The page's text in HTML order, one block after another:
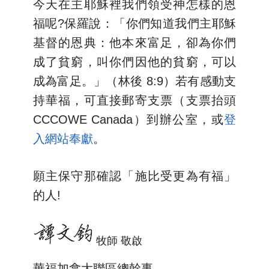
今天在主耶穌裡我們領受神怎樣的恩
福呢?保羅說：「你們知道我們主耶穌
基督的恩典：他本來富足，卻為你們
成了貧窮，叫你們因他的貧窮，可以
成為富足。」（林後 8:9）若有感動支
持華福，可直接郵寄支票（支票抬頭
CCCOWE Canada）到辦公室，或登
入網站奉獻。
願主保守那確認「施比受更為有福」
的人!
牧師 敬啟